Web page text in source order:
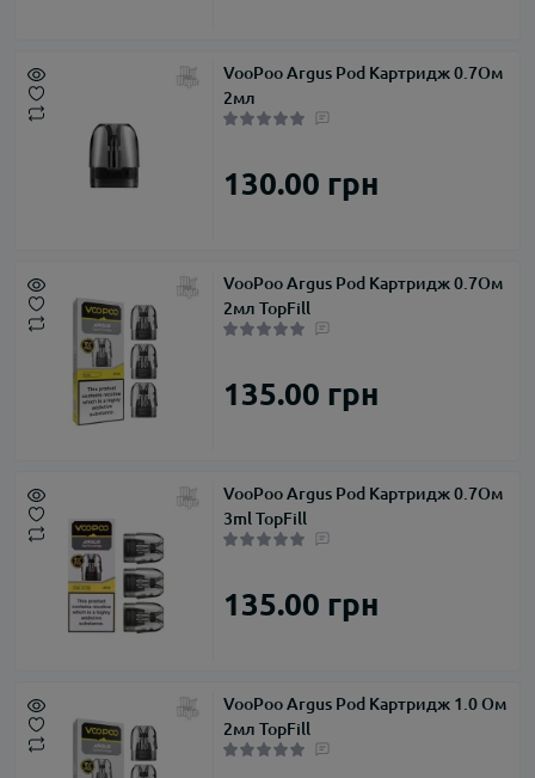
VooPoo Argus Pod Картридж 0.7Ом
2мл
130.00 грн
VooPoo Argus Pod Картридж 0.7Ом
2мл TopFill
135.00 грн
VooPoo Argus Pod Картридж 0.7Ом
3ml TopFill
135.00 грн
VooPoo Argus Pod Картридж 1.0 Ом
2мл TopFill